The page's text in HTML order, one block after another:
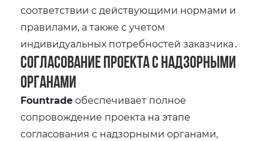
соответствии с действующими нормами и
правилами‚ а также с учетом
индивидуальных потребностей заказчика․
Согласование проекта с надзорными
органами
Fountradeобеспечивает полное
сопровождение проекта на этапе
согласования с надзорными органами‚